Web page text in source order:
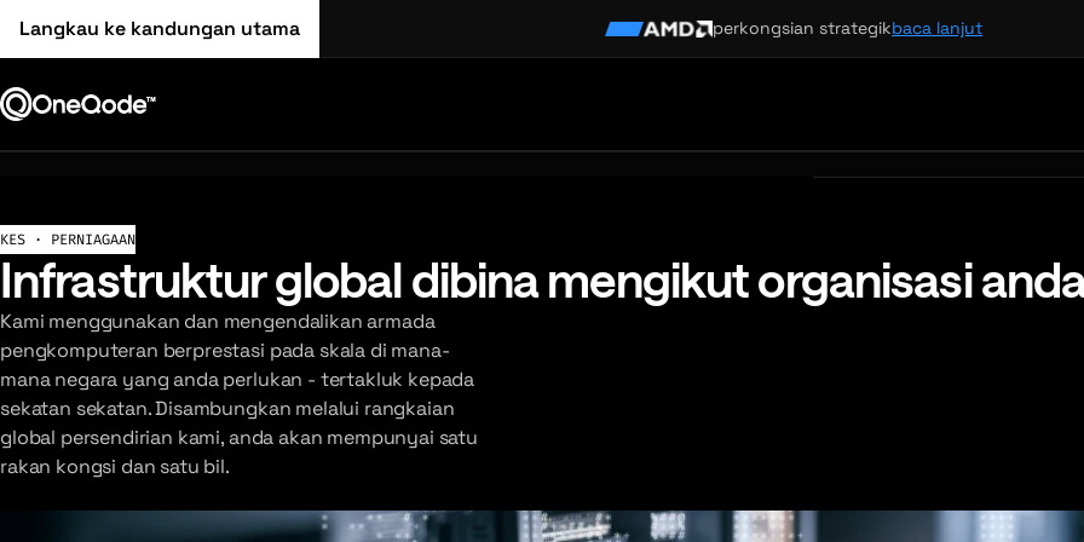
Langkau ke kandungan utama perkongsian strategikbaca lanjut
KES · PERNIAGAAN
Infrastruktur global dibina mengikut organisasi
Kami menggunakan dan mengendalikan armada
pengkomputeran berprestasi pada skala di mana-
mana negara yang anda perlukan - tertakluk kepada
sekatan sekatan. Disambungkan melalui rangkaian
global persendirian kami, anda akan mempunyai satu
rakan kongsi dan satu bil.